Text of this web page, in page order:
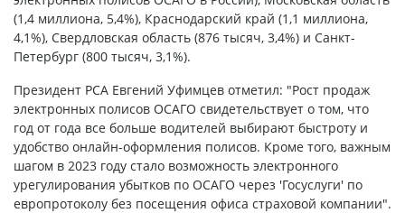
(1,4 миллиона, 5,4%), Краснодарский край (1,1 миллиона,
4,1%), Свердловская область (876 тысяч, 3,4%) и Санкт-
Петербург (800 тысяч, 3,1%).
Президент РСА Евгений Уфимцев отметил: "Рост продаж
электронных полисов ОСАГО свидетельствует о том, что
год от года все больше водителей выбирают быстроту и
удобство онлайн-оформления полисов. Кроме того, важным
шагом в 2023 году стало возможность электронного
урегулирования убытков по ОСАГО через 'Госуслуги' по
европротоколу без посещения офиса страховой компании".